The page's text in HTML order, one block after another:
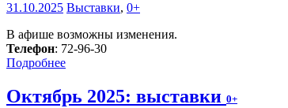
31.10.2025 Выставки, 0+
В афише возможны изменения.
Телефон: 72-96-30
Подробнее
Октябрь 2025: выставки 0+